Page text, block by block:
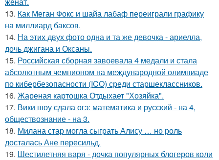
13. Как Меган Фокс и шайа лабаф переиграли графику
на миллиард баксов.
14. На этих двух фото одна и та же девочка - ариелла,
дочь джигана и Оксаны.
15. Российская сборная завоевала 4 медали и стала
абсолютным чемпионом на международной олимпиаде
по кибербезопасности (ICO) среди старшеклассников.
16. Жареная картошка Отдыхает "Хозяйка".
17. Вики шоу сдала огэ: математика и русский - на 4,
обществознание - на 3.
18. Милана стар могла сыграть Алису … но роль
досталась Ане пересильд.
19. Шестилетняя варя - дочка популярных блогеров коли